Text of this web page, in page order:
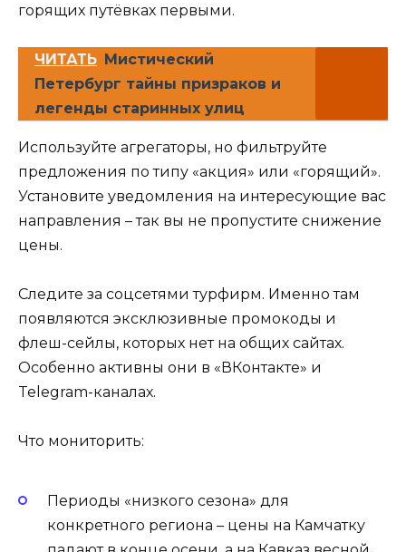
горящих путёвках первыми.
ЧИТАТЬ Мистический
Петербург тайны призраков и
легенды старинных улиц
Используйте агрегаторы, но фильтруйте
предложения по типу «акция» или «горящий».
Установите уведомления на интересующие вас
направления – так вы не пропустите снижение
цены.
Следите за соцсетями турфирм. Именно там
появляются эксклюзивные промокоды и
флеш-сейлы, которых нет на общих сайтах.
Особенно активны они в «ВКонтакте» и
Telegram-каналах.
Что мониторить:
Периоды «низкого сезона» для
конкретного региона – цены на Камчатку